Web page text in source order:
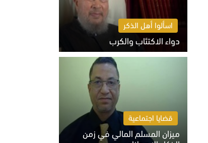
اسألوا أهل الذكر
دواء الاكتئاب والكرب
السبت 8 أغسطس 2026 10:54 ص
قضايا اجتماعية
ميزان المسلم المالي في زمن